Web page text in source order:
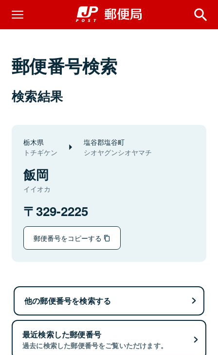
郵便番号検索
検索結果
栃木県
トチギケン
塩谷郡塩谷町
シオヤグンシオヤマチ
飯岡
イイオカ
329-2225
郵便番号をコピーする
他の郵便番号を検索する
最近検索した郵便番号
過去に検索した郵便番号をご覧いただけます。